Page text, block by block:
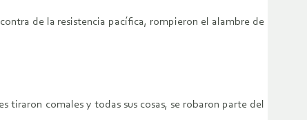
de la resistencia pacífica, rompieron el alambre de
tiraron comales y todas sus cosas, se robaron parte del